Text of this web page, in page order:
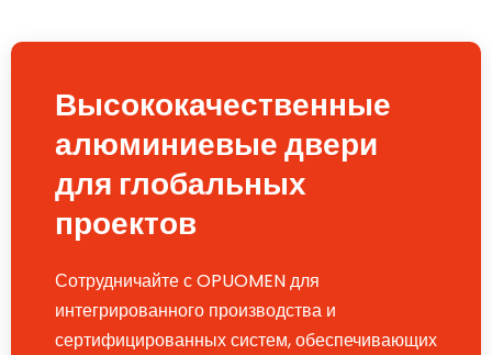
Высококачественные
алюминиевые двери
для глобальных
проектов
Сотрудничайте с OPUOMEN для
интегрированного производства и
сертифицированных систем, обеспечивающих